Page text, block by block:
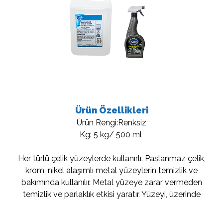
Ürün Özellikleri
Ürün Rengi:Renksiz
Kg: 5 kg/ 500 ml
Her türlü çelik yüzeylerde kullanırlı. Paslanmaz çelik,
krom, nikel alaşımlı metal yüzeylerin temizlik ve
bakımında kullanılır. Metal yüzeye zarar vermeden
temizlik ve parlaklık etkisi yaratır. Yüzeyi, üzerinde